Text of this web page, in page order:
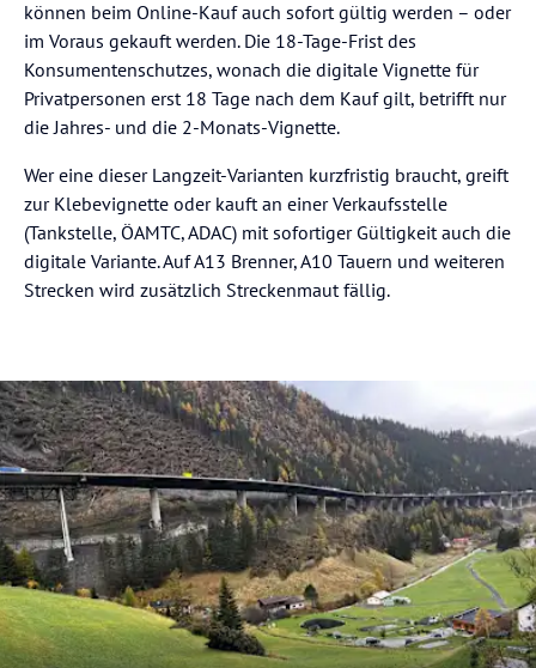
können beim Online-Kauf auch sofort gültig werden – oder
im Voraus gekauft werden. Die 18-Tage-Frist des
Konsumentenschutzes, wonach die digitale Vignette für
Privatpersonen erst 18 Tage nach dem Kauf gilt, betrifft nur
die Jahres- und die 2-Monats-Vignette.
Wer eine dieser Langzeit-Varianten kurzfristig braucht, greift
zur Klebevignette oder kauft an einer Verkaufsstelle
(Tankstelle, ÖAMTC, ADAC) mit sofortiger Gültigkeit auch die
digitale Variante. Auf A13 Brenner, A10 Tauern und weiteren
Strecken wird zusätzlich Streckenmaut fällig.